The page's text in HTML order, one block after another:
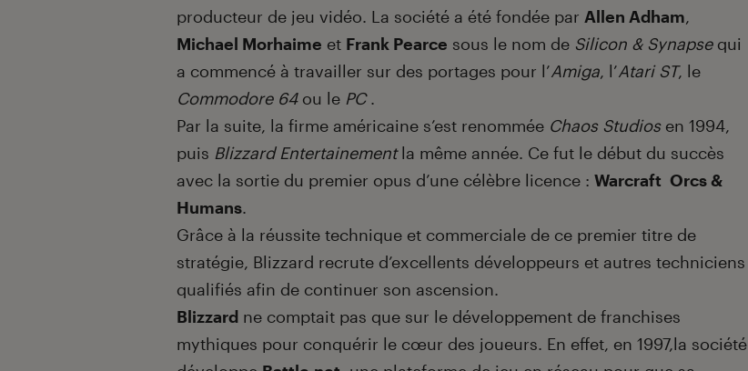
producteur de jeu vidéo. La société a été fondée par Allen Adham,
Michael Morhaime et Frank Pearce sous le nom de Silicon & Synapsequi
a commencé à travailler sur des portages pour l’Amiga, l’Atari ST, le
Commodore 64ou le PC.
Par la suite, la firme américaine s’est renommée Chaos Studiosen 1994,
puis Blizzard Entertainementla même année. Ce fut le début du succès
avec la sortie du premier opus d’une célèbre licence : Warcraft Orcs &
Humans.
Grâce à la réussite technique et commerciale de ce premier titre de
stratégie, Blizzard recrute d’excellents développeurs et autres techniciens
qualifiés afin de continuer son ascension.
Blizzard ne comptait pas que sur le développement de franchises
mythiques pour conquérir le cœur des joueurs. En effet, en 1997,la société